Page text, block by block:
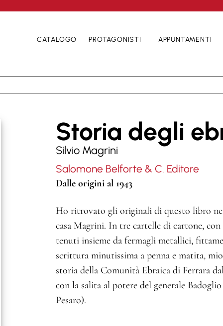
CATALOGO PROTAGONISTI APPUNTAMENTI
Storia degli
Silvio Magrini
Salomone Belforte & C. Editore
Dalle origini al 1943
Ho ritrovato gli originali di questo libro
casa Magrini. In tre cartelle di cartone,
tenuti insieme da fermagli metallici,
scrittura minutissima a penna e matita,
storia della Comunità Ebraica di Ferrara
con la salita al potere del generale
Pesaro).